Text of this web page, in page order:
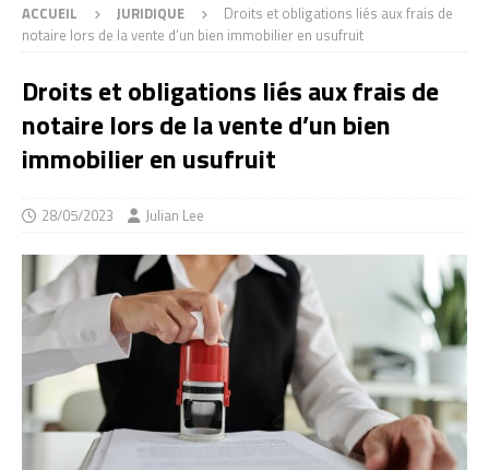
ACCUEIL JURIDIQUE
Droits et obligations liés aux frais de
notaire lors de la vente d’un bien immobilier en usufruit
Droits et obligations liés aux frais de
notaire lors de la vente d’un bien
immobilier en usufruit
28/05/2023 Julian Lee